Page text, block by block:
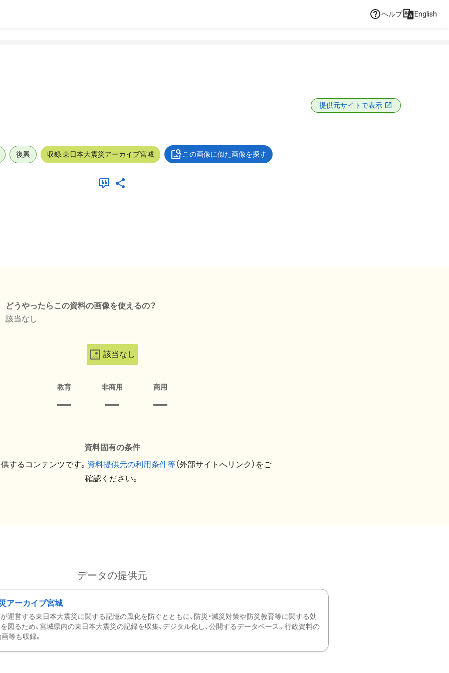
ヘルプ English
提供元サイトで表示
復興 収録:東日本大震災アーカイブ宮城 この画像に似た画像を探す
どうやったらこの資料の画像を使えるの？
該当なし
該当なし
教育 非商用 商用
資料固有の条件
するコンテンツです。 資料提供元の利用条件等（外部サイトへリンク）をご
確認ください。
データの提供元
アーカイブ宮城
運営する東日本大震災に関する記憶の風化を防ぐとともに、防災・減災対策や防災教育等に関する効
図るため、宮城県内の東日本大震災の記録を収集、デジタル化し、公開するデータベース。行政資料の
等も収録。